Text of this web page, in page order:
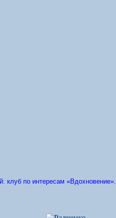
клуб по интересам «Вдохновение».